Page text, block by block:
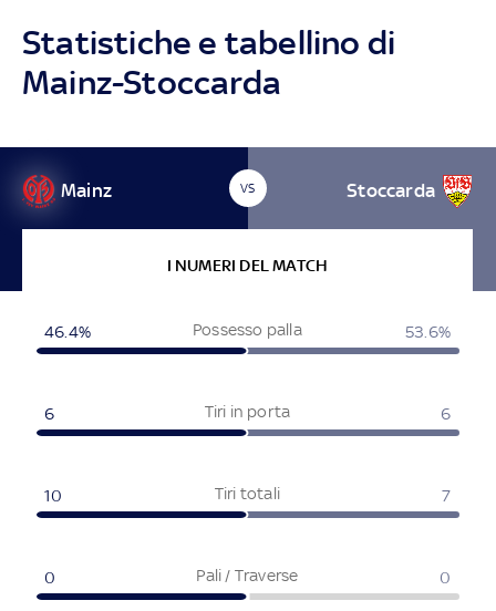
Statistiche e tabellino di
Mainz-Stoccarda
Mainz VS Stoccarda
I NUMERI DEL MATCH
Possesso palla
46.4% 53.6%
Tiri in porta
6 6
Tiri totali
10 7
Pali / Traverse
0 0